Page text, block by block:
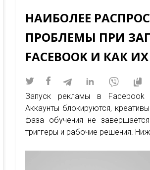
НАИБОЛЕЕ
ПРОБЛЕМЫ ПРИ
FACEBOOK И КАК
Запуск рекламы в Facebook
Аккаунты блокируются,
фаза обучения не
триггеры и рабочие решения.